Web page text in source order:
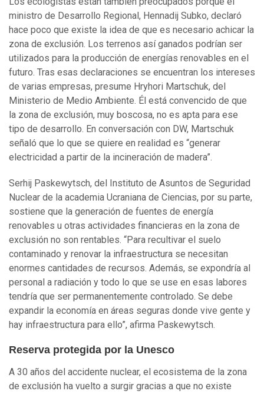
ministro de Desarrollo Regional, Hennadij Subko, declaró
hace poco que existe la idea de que es necesario achicar la
zona de exclusión. Los terrenos así ganados podrían ser
utilizados para la producción de energías renovables en el
futuro. Tras esas declaraciones se encuentran los intereses
de varias empresas, presume Hryhori Martschuk, del
Ministerio de Medio Ambiente. Él está convencido de que
la zona de exclusión, muy boscosa, no es apta para ese
tipo de desarrollo. En conversación con DW, Martschuk
señaló que lo que se quiere en realidad es “generar
electricidad a partir de la incineración de madera”.
Serhij Paskewytsch, del Instituto de Asuntos de Seguridad
Nuclear de la academia Ucraniana de Ciencias, por su parte,
sostiene que la generación de fuentes de energía
renovables u otras actividades financieras en la zona de
exclusión no son rentables. “Para recultivar el suelo
contaminado y renovar la infraestructura se necesitan
enormes cantidades de recursos. Además, se expondría al
personal a radiación y todo lo que se use en esas labores
tendría que ser permanentemente controlado. Se debe
expandir la economía en áreas seguras donde vive gente y
hay infraestructura para ello”, afirma Paskewytsch.
Reserva protegida por la Unesco
A 30 años del accidente nuclear, el ecosistema de la zona
de exclusión ha vuelto a surgir gracias a que no existe